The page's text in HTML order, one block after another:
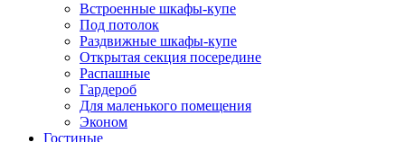
Встроенные шкафы-купе
Под потолок
Раздвижные шкафы-купе
Открытая секция посередине
Распашные
Гардероб
Для маленького помещения
Эконом
Гостиные